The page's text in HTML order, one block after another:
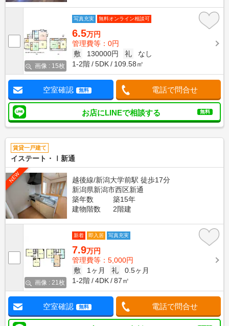
画像 : 15枚
写真充実 無料オンライン相談可
6.5万円
管理費等：0円
敷
130000円 礼
なし
1-2階
5DK 109.58㎡
空室確認 無料 電話で問合せ
お店にLINEで相談する 無料
賃貸一戸建て
イステート・Ⅰ新通
NEW
越後線/新潟大学前駅 徒歩17分
新潟県新潟市西区新通
築年数
築15年
建物階数
2階建
画像 : 21枚
新着 即入居 写真充実
7.9万円
管理費等：5,000円
敷
1ヶ月 礼
0.5ヶ月
1-2階
4DK 87㎡
空室確認 無料 電話で問合せ